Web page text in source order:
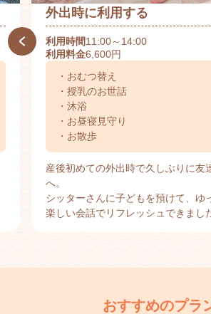
外出時に利用する
・おむつ替え
・授乳のお世話
・沐浴
・お昼寝見守り
・お散歩
利用時間11:00～14:00
利用料金6,600円
産後初めての外出時で久しぶりに友
へ。
シッターさんに子どもを預けて、ゆ
楽しい会話でリフレッシュできまし
おすすめのプラ